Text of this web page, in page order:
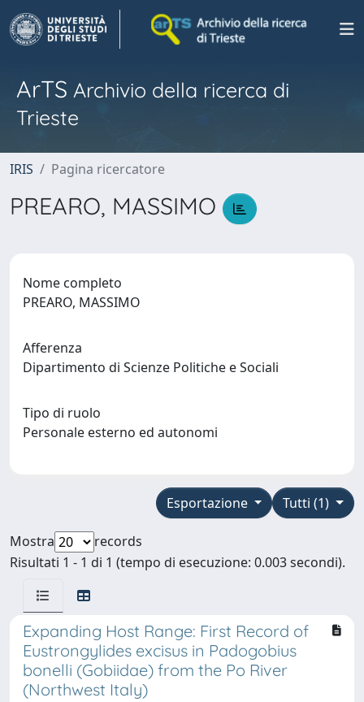
ArTS Archivio della ricerca di
Trieste
IRIS Pagina ricercatore
PREARO, MASSIMO
Nome completo
PREARO, MASSIMO
Afferenza
Dipartimento di Scienze Politiche e Sociali
Tipo di ruolo
Personale esterno ed autonomi
Tutti (1)
Esportazione
Mostra
records
Risultati 1 - 1 di 1 (tempo di esecuzione: 0.003 secondi).
Expanding Host Range: First Record of
Eustrongylides excisus in Padogobius
bonelli (Gobiidae) from the Po River
(Northwest Italy)